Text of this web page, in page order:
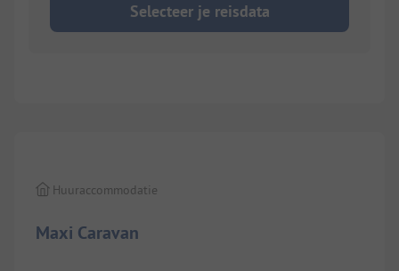
Selecteer je reisdata
Maxi Caravan
Huuraccommodatie